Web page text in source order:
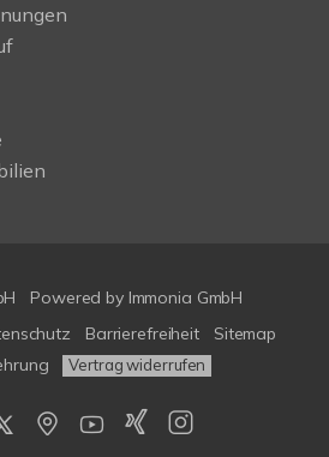
Powered by Immonia GmbH
Barrierefreiheit
Sitemap
Vertrag widerrufen